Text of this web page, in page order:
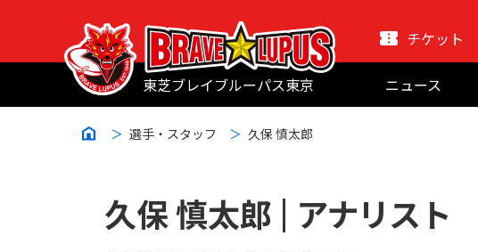
東芝ブレイブルーパス東京
チケット
ニュース
選手・スタッフ 久保 慎太郎
久保 慎太郎 | アナリスト